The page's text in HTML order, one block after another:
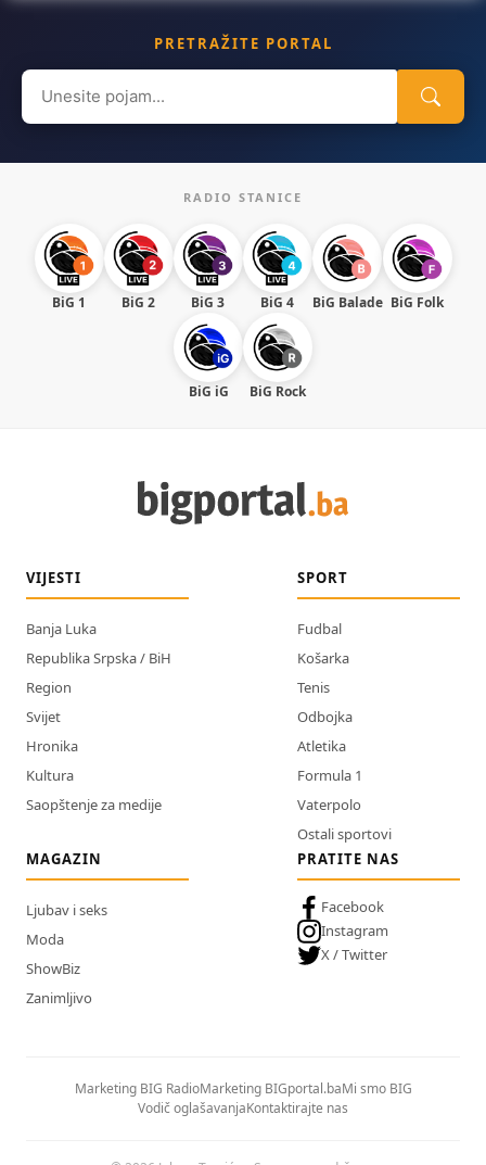
PRETRAŽITE PORTAL
Search
for:
RADIO STANICE
BiG 1 BiG 2 BiG 3 BiG 4 BiG Balade BiG Folk
BiG iG BiG Rock
VIJESTI
Banja Luka
Republika Srpska / BiH
Region
Svijet
Hronika
Kultura
Saopštenje za medije
SPORT
Fudbal
Košarka
Tenis
Odbojka
Atletika
Formula 1
Vaterpolo
Ostali sportovi
MAGAZIN
Ljubav i seks
Moda
ShowBiz
Zanimljivo
PRATITE NAS
Facebook
Instagram
X / Twitter
Marketing BIG RadioMarketing BIGportal.baMi smo BIG
Vodič oglašavanjaKontaktirajte nas